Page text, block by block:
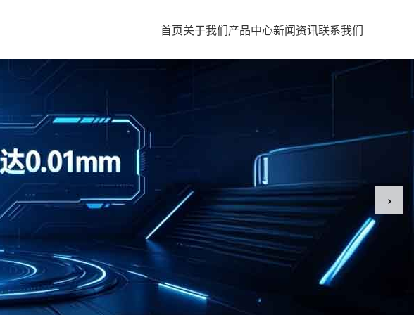
首页关于我们 产品中心新闻资讯联系我们
›